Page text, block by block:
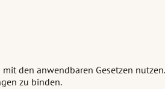
den anwendbaren Gesetzen
zu binden.